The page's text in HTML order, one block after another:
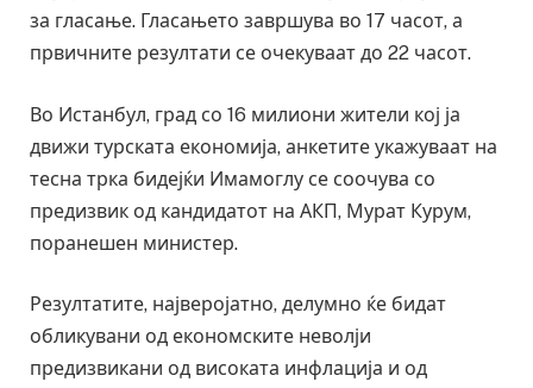
за гласање. Гласањето завршува во 17 часот, а
првичните резултати се очекуваат до 22 часот.
Во Истанбул, град со 16 милиони жители кој ја
движи турската економија, анкетите укажуваат на
тесна трка бидејќи Имамоглу се соочува со
предизвик од кандидатот на АКП, Мурат Курум,
поранешен министер.
Резултатите, најверојатно, делумно ќе бидат
обликувани од економските неволји
предизвикани од високата инфлација и од